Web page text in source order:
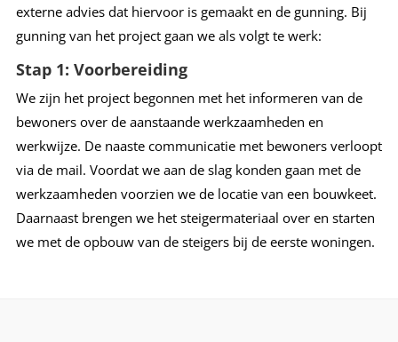
externe advies dat hiervoor is gemaakt en de gunning. Bij
gunning van het project gaan we als volgt te werk:
Stap 1: Voorbereiding
We zijn het project begonnen met het informeren van de
bewoners over de aanstaande werkzaamheden en
werkwijze. De naaste communicatie met bewoners verloopt
via de mail. Voordat we aan de slag konden gaan met de
werkzaamheden voorzien we de locatie van een bouwkeet.
Daarnaast brengen we het steigermateriaal over en starten
we met de opbouw van de steigers bij de eerste woningen.